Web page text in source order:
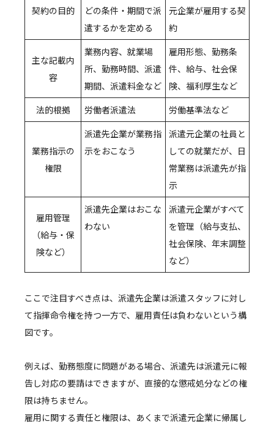
契約の目的
どの条件・期間で派
遣するかを定める
元企業が雇用する契
約
主な記載内
容
業務内容、就業場
所、勤務時間、派遣
期間、派遣料金など
雇用形態、勤務条
件、給与、社会保
険、福利厚生など
法的根拠
労働者派遣法 労働基準法など
業務指示の
権限
派遣先企業が業務指
示をおこなう
派遣元企業の社員と
しての就業だが、日
常業務は派遣先が指
示
雇用管理
（給与・保
険など）
派遣先企業はおこな
わない
派遣元企業がすべて
を管理（給与支払、
社会保険、年末調整
など）
ここで注目すべき点は、派遣先企業は派遣スタッフに対し
て指揮命令権を持つ一方で、雇用責任は負わないという構
図です。
例えば、勤務態度に問題がある場合、派遣先は派遣元に報
告し対応の要請はできますが、直接的な懲戒処分などの権
限は持ちません。
雇用に関する責任と権限は、あくまで派遣元企業に帰属し